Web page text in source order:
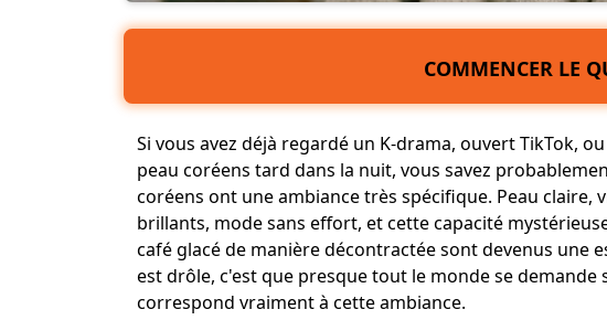
COMMENCER LE
Si vous avez déjà regardé un K-drama, ouvert TikTok,
peau coréens tard dans la nuit, vous savez
coréens ont une ambiance très spécifique. Peau claire,
brillants, mode sans effort, et cette capacité
café glacé de manière décontractée sont devenus une
est drôle, c'est que presque tout le monde se demande
correspond vraiment à cette ambiance.